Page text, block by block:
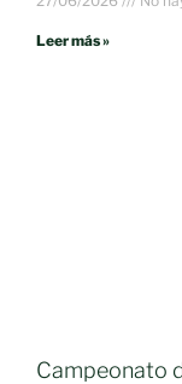
Leer más »
Campeonato